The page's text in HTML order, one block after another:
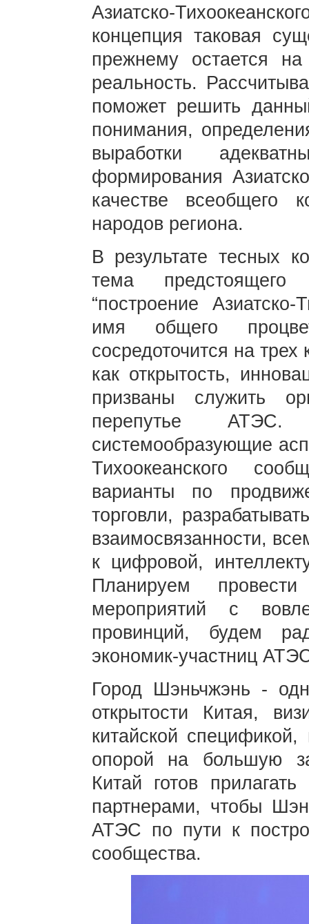
Азиатско-
концепция таковая
прежнему остается
реальность.
поможет решить
понимания,
выработки
формирования
качестве всеобщего
народов региона.
В результате тесных
тема
“построение
имя общего
сосредоточится на
как открытость,
призваны служить
перепутье АТЭС.
системообразующие
Тихоокеанского
варианты по
торговли,
взаимосвязанности,
к цифровой,
Планируем
мероприятий с
провинций, будем
экономик-участниц
Город Шэньчжэнь -
открытости Китая,
китайской
опорой на большую
Китай готов
партнерами, чтобы
АТЭС по пути к
сообщества.